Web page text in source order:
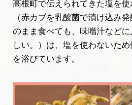
高根町で伝えられてきた塩を使
（赤カブを乳酸菌で漬け込み
のまま食べても、味噌汁など
しい。）は、塩を使わないた
を浴びています。